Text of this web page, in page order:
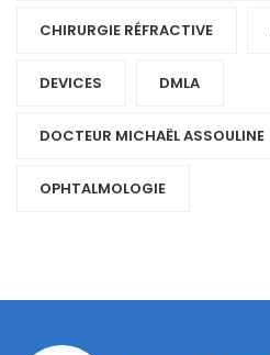
CHIRURGIE RÉFRACTIVE
DEVICES‎ DMLA
DOCTEUR MICHAËL ASSOULINE
OPHTALMOLOGIE